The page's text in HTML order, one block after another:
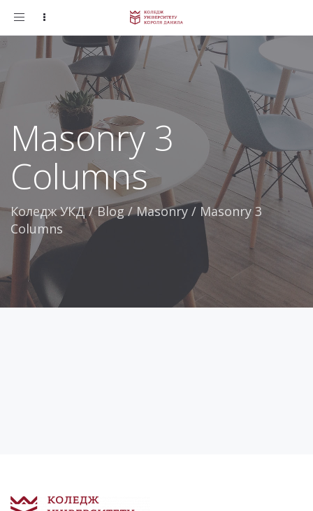
Toggle
Masonry 3
Columns
Коледж УКД/Blog/Masonry / Masonry 3
Columns